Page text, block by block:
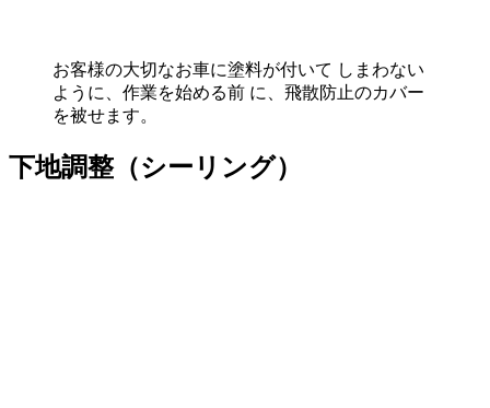
お客様の大切なお車に塗料が付いて しまわない
ように、作業を始める前 に、飛散防止のカバー
を被せます。
下地調整（シーリング）